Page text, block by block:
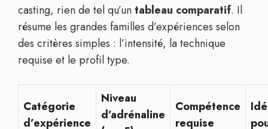
casting, rien de tel qu’untableau comparatif. Il
résume les grandes familles d’expériences selon
des critères simples : l’intensité, la technique
requise et le profil type.
Catégorie
d’expérience
Niveau
d’adrénaline
Compétence
requise